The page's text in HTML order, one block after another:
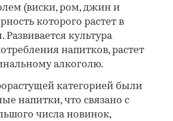
(виски, ром, джин и
которого растет в
Развивается культура
напитков, растет
алкоголю.
категорией были
напитки, что связано с
числа новинок,